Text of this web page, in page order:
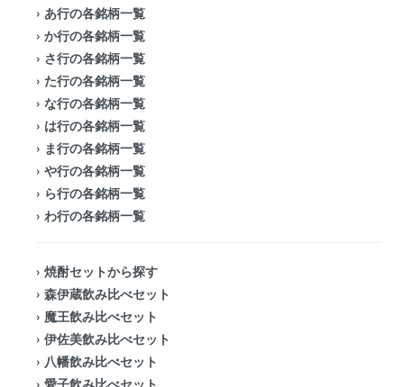
› あ行の各銘柄一覧
› か行の各銘柄一覧
› さ行の各銘柄一覧
› た行の各銘柄一覧
› な行の各銘柄一覧
› は行の各銘柄一覧
› ま行の各銘柄一覧
› や行の各銘柄一覧
› ら行の各銘柄一覧
› わ行の各銘柄一覧
› 焼酎セットから探す
› 森伊蔵飲み比べセット
› 魔王飲み比べセット
› 伊佐美飲み比べセット
› 八幡飲み比べセット
› 愛子飲み比べセット